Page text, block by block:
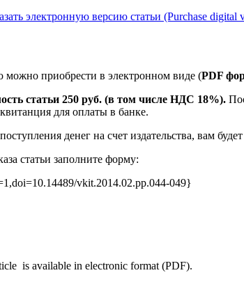
электронную версию статьи (Purchase digital
можно приобрести в электронном виде (PDF
статьи 250 руб. (в том числе НДС 18%).
для оплаты в банке.
денег на счет издательства, вам
статьи заполните форму:
vkit.2014.02.pp.044-049}
is available in electronic format (PDF).